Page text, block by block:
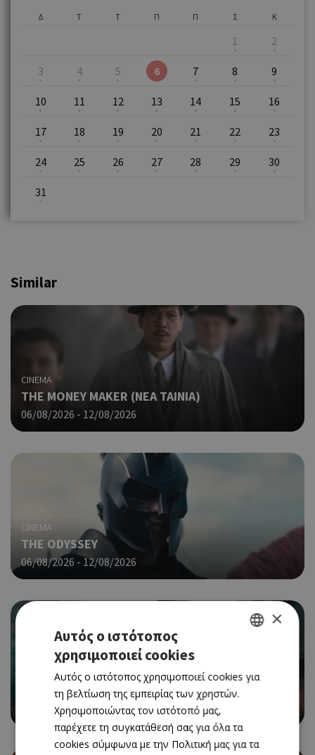
Δ Τ Τ Π Π Σ
1
Κ
2
3 4 5 6 7 8 9
10 11 12 13 14 15 16
17 18 19 20 21 22 23
24 25 26 27 28 29 30
31
Similar
CINEMA
THE MONEY MAKER (ΝΕΑ ΤΑΙΝΙΑ)
06/08/2026 - 12/08/2026
CINEMA
THE ODYSSEY
06/08/2026 - 12/08/2026
SPIDER-MAN: BRAND NEW DAY
06/08/2026 - 12/08/2026
ENGLISH
×
Αυτός ο ιστότοπος
χρησιμοποιεί cookies
Αυτός ο ιστότοπος χρησιμοποιεί cookies για
τη βελτίωση της εμπειρίας των χρηστών.
Χρησιμοποιώντας τον ιστότοπό μας,
παρέχετε τη συγκατάθεσή σας για όλα τα
cookies σύμφωνα με την Πολιτική μας για τα